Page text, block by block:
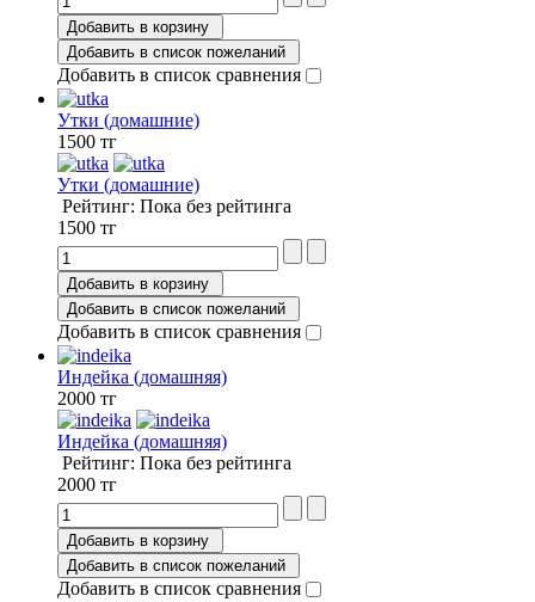
Добавить в корзину
Добавить в список пожеланий
Добавить в список сравнения
Утки (домашние)
1500 тг
Утки (домашние)
Рейтинг: Пока без рейтинга
1500 тг
Добавить в корзину
Добавить в список пожеланий
Добавить в список сравнения
Индейка (домашняя)
2000 тг
Индейка (домашняя)
Рейтинг: Пока без рейтинга
2000 тг
Добавить в корзину
Добавить в список пожеланий
Добавить в список сравнения